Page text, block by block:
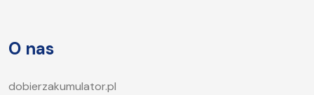
jak długo ładować akumulator samochodowy i
O nas
dobierzakumulator.pl